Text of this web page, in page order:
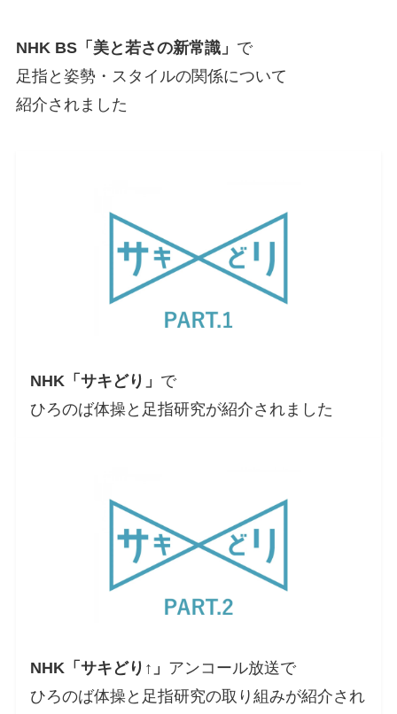
NHK BS「美と若さの新常識」 で
足指と姿勢・スタイルの関係について
紹介されました
NHK「サキどり」 で
ひろのば体操と足指研究が紹介されました
NHK「サキどり↑」 アンコール放送で
ひろのば体操と足指研究の取り組みが紹介され